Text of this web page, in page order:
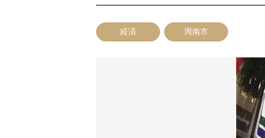
経済 周南市